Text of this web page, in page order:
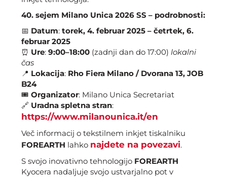
40. sejem Milano Unica 2026 SS – podrobnosti:
📅 Datum: torek, 4. februar 2025 – četrtek, 6.
februar 2025
⏰ Ure: 9:00–18:00 (zadnji dan do 17:00) lokalni
čas
📍 Lokacija: Rho Fiera Milano / Dvorana 13, JOB
B24
🎟 Organizator: Milano Unica Secretariat
🔗 Uradna spletna stran:
https://www.milanounica.it/en
Več informacij o tekstilnem inkjet tiskalniku
FOREARTH lahko najdete na povezavi.
S svojo inovativno tehnologijo FOREARTH
Kyocera nadaljuje svojo ustvarjalno pot v